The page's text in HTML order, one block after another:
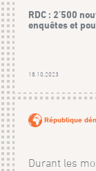
RDC : 2'500
enquêtes et
18.10.2023
République
Durant les